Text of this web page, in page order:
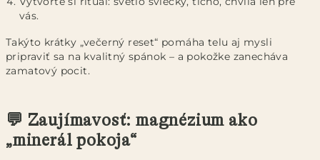
vás.
Takýto krátky „večerný reset“ pomáha telu aj mysli
pripraviť sa na kvalitný spánok – a pokožke zanecháva
zamatový pocit.
💬 Zaujímavosť: magnézium ako
„minerál pokoja“